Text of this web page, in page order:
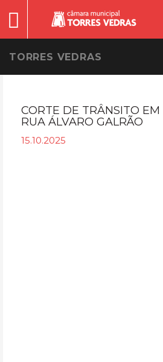
TORRES VEDRAS
CORTE DE TRÂNSITO
RUA ÁLVARO GALRÃO
15.10.2025